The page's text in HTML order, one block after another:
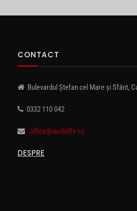
CONTACT
Bulevardul Ștefan cel Mare și Sfânt,
0332 110 042
office@iasitvlife.ro
DESPRE